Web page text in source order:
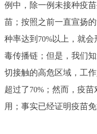
例中，除一例未接种疫
苗；按照之前一直宣扬的
种率达到 70%以上，就会
毒传播链；但是，我们
切接触的高危区域，工
超过了70%；然而，疫苗
用；事实已经证明疫苗